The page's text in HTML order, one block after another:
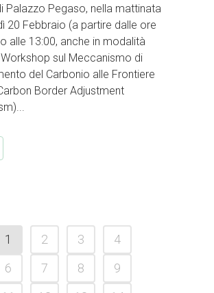
Palazzo Pegaso, nella mattinata
20 Febbraio (a partire dalle ore
alle 13:00, anche in modalità
Workshop sul Meccanismo di
del Carbonio alle Frontiere
Border Adjustment
1 2 3
4
6 7 8
9